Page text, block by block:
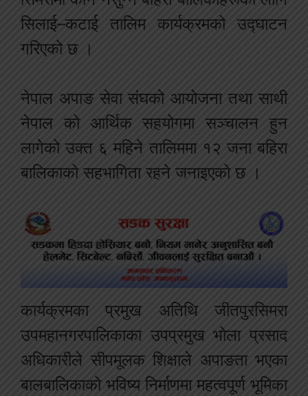
सिलाई–कटाई तालिम कार्यक्रमको उद्घाटन
गरिएको छ ।
नेपाल अपाङ सेवा संघको आयोजना तथा साथी
नेपाल को आर्थिक सहयोगमा सञ्चालन हुन
लागेको उक्त ६ महिने तालिममा १२ जना बहिरा
बालिकाको सहभागिता रहने जनाइएको छ ।
कार्यक्रमका प्रमुख अतिथि जीतपुरसिमरा
उपमहानगरपालिकाका उपप्रमुख भोला प्रसाद
अधिकारीले सीपमूलक शिक्षाले अपाङता भएका
बालबालिकाको भविष्य निर्माणमा महत्वपूर्ण भूमिका